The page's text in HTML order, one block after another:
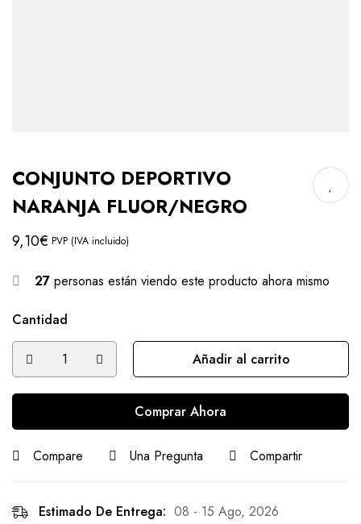
CONJUNTO DEPORTIVO
NARANJA FLUOR/NEGRO
9,10€ PVP (IVA incluido)
27 personas están viendo este producto ahora mismo
Cantidad
Añadir al carrito
Comprar Ahora
Compare Una Pregunta Compartir
Estimado De Entrega: 08 - 15 Ago, 2026